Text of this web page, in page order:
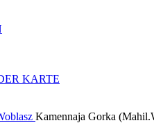
KARTE
Kamennaja Gorka